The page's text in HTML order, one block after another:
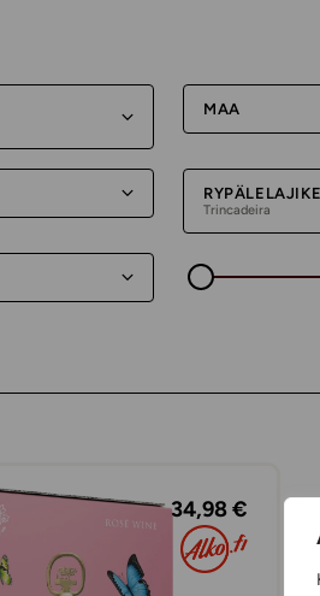
MAA
RYPÄLELAJIKE
Trincadeira
34,98 €